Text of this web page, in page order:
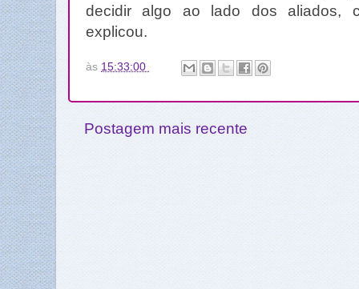
decidir algo ao lado dos aliados,
explicou.
às 15:33:00
Postagem mais recente